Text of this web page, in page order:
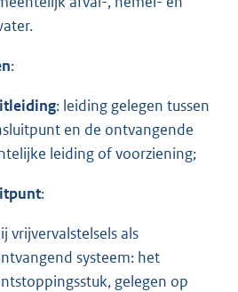
:
: leiding gelegen tussen
en de ontvangende
leiding of voorziening;
:
vrijvervalstelsels als
systeem: het
gelegen op